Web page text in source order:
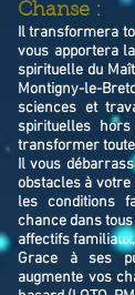
Chanse :
Il transformera
vous apportera
spirituelle du
Montigny-le-
sciences et
spirituelles
transformer
Il vous
obstacles à votre
les conditions
chance dans
affectifs
Grace à ses
augmente vos